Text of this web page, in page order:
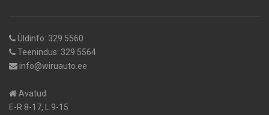
Üldinfo: 329 5560
Teenindus: 329 5564
info@wiruauto.ee
Avatud
E-R 8-17, L 9-15